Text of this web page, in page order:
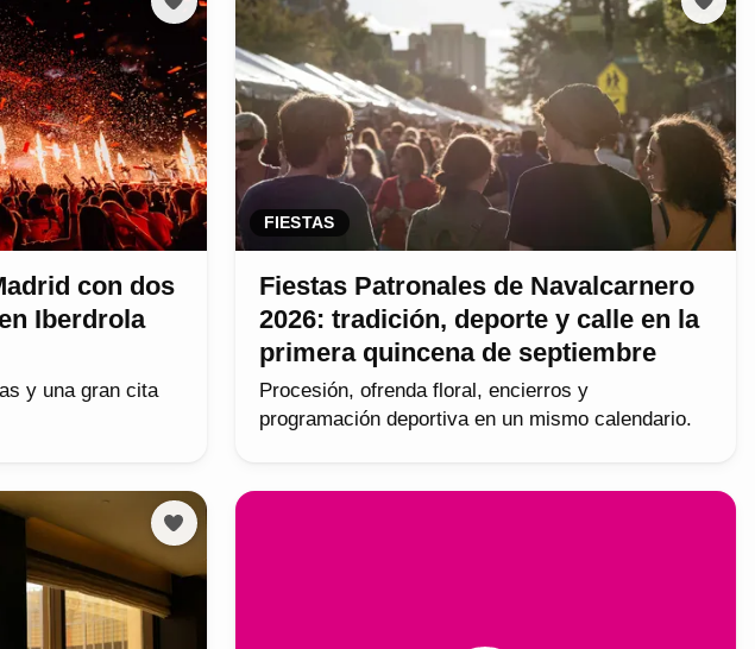
con dos
Iberdrola
y una gran cita
FIESTAS
Fiestas Patronales de Navalcarnero
2026: tradición, deporte y calle en la
primera quincena de septiembre
Procesión, ofrenda floral, encierros y
programación deportiva en un mismo calendario.